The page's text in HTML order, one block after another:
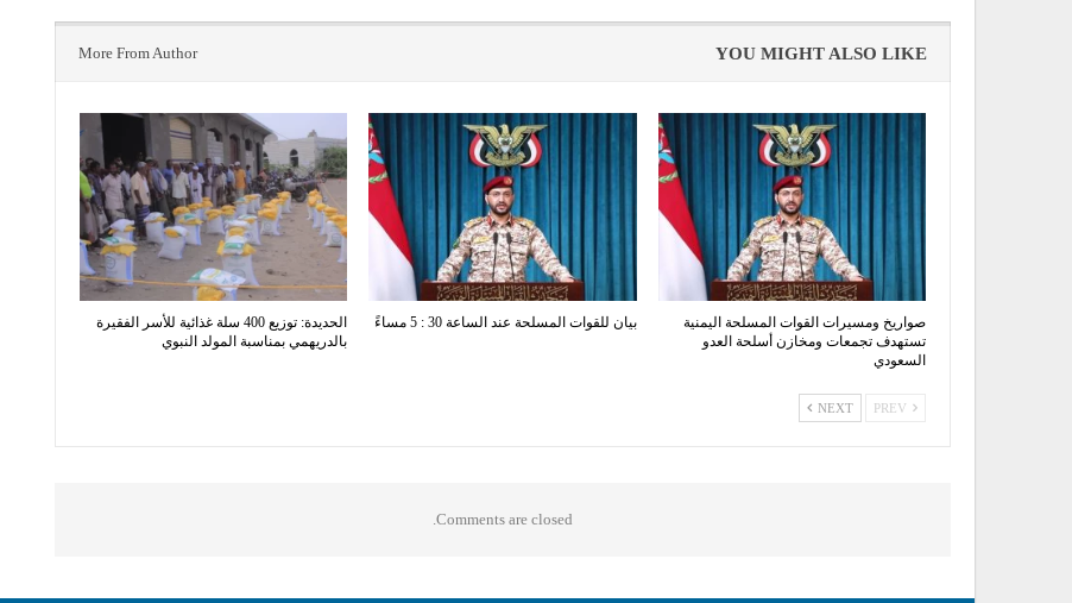
YOU MIGHT ALSO LIKE
More From Author
صواريخ ومسيرات القوات المسلحة اليمنية
تستهدف تجمعات ومخازن أسلحة العدو
السعودي
بيان للقوات المسلحة عند الساعة 30 : 5 مساءً
الحديدة: توزيع 400 سلة غذائية للأسر الفقيرة
بالدريهمي بمناسبة المولد النبوي
NEXT
Comments are closed.